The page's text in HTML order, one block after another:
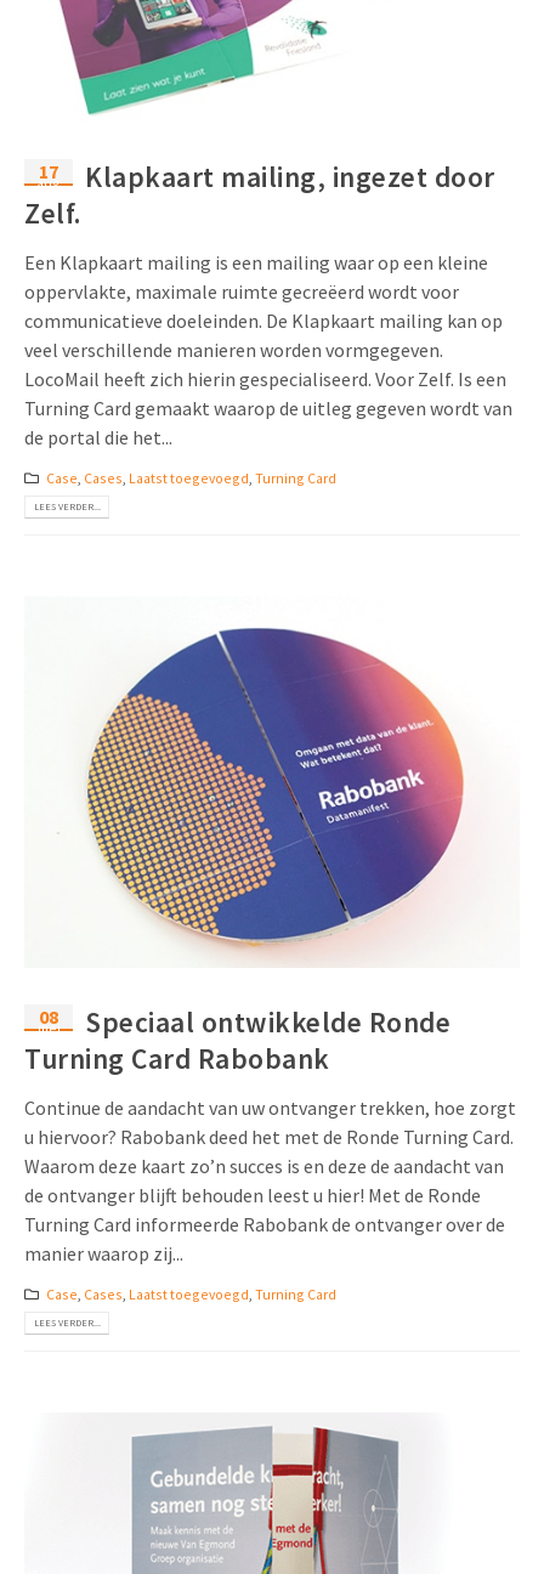
17
aug
Klapkaart mailing, ingezet door
Zelf.
Een Klapkaart mailing is een mailing waar op een kleine
oppervlakte, maximale ruimte gecreëerd wordt voor
communicatieve doeleinden. De Klapkaart mailing kan op
veel verschillende manieren worden vormgegeven.
LocoMail heeft zich hierin gespecialiseerd. Voor Zelf. Is een
Turning Card gemaakt waarop de uitleg gegeven wordt van
de portal die het...
Case Cases Laatst toegevoegd Turning Card
LEES VERDER...
08
mei
Speciaal ontwikkelde Ronde
Turning Card Rabobank
Continue de aandacht van uw ontvanger trekken, hoe zorgt
u hiervoor? Rabobank deed het met de Ronde Turning Card.
Waarom deze kaart zo’n succes is en deze de aandacht van
de ontvanger blijft behouden leest u hier! Met de Ronde
Turning Card informeerde Rabobank de ontvanger over de
manier waarop zij...
Case Cases Laatst toegevoegd Turning Card
LEES VERDER...